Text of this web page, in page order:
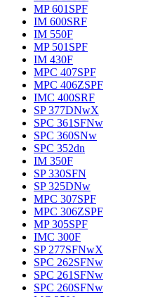
MP 601SPF
IM 600SRF
IM 550F
MP 501SPF
IM 430F
MPC 407SPF
MPC 406ZSPF
IMC 400SRF
SP 377DNwX
SPC 361SFNw
SPC 360SNw
SPC 352dn
IM 350F
SP 330SFN
SP 325DNw
MPC 307SPF
MPC 306ZSPF
MP 305SPF
IMC 300F
SP 277SFNwX
SPC 262SFNw
SPC 261SFNw
SPC 260SFNw